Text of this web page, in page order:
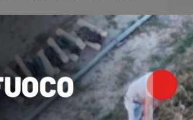
2.717 infermieri, 1.982 assistenti,
oltre il 60% delle candidature
e del 70% tra gli infermieri.
che sarà trasmesso alle
dei requisiti, provvederanno al